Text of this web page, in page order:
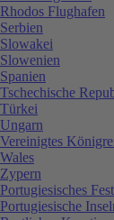
Rhodos Flughafen
Serbien
Slowakei
Slowenien
Spanien
Tschechische
Türkei
Ungarn
Vereinigtes
Wales
Zypern
Portugiesisches
Portugiesische